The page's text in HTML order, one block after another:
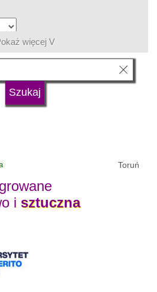
więcej V
Toruń
i sztuczna